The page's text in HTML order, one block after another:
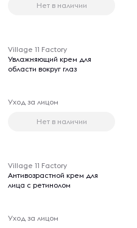
Нет в наличии
Village 11 Factory
Увлажняющий крем для
области вокруг глаз
Уход за лицом
Нет в наличии
Village 11 Factory
Антивозрастной крем для
лица с ретинолом
Уход за лицом